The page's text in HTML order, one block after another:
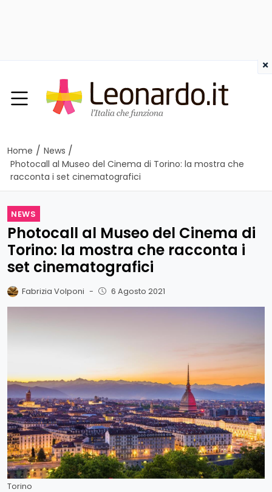
Home / News /
Photocall al Museo del Cinema di Torino: la mostra che
racconta i set cinematografici
NEWS
Photocall al Museo del Cinema di
Torino: la mostra che racconta i
set cinematografici
Fabrizia Volponi - 6 Agosto 2021
Torino
×